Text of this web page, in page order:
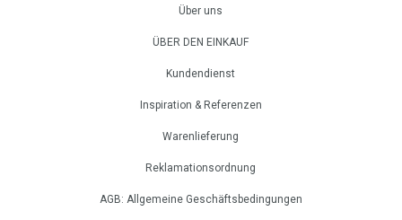
Über uns
ÜBER DEN EINKAUF
Kundendienst
Inspiration & Referenzen
Warenlieferung
Reklamationsordnung
AGB: Allgemeine Geschäftsbedingungen